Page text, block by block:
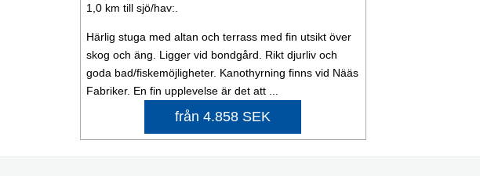
1,0 km till sjö/hav:.
Härlig stuga med altan och terrass med fin utsikt över
skog och äng. Ligger vid bondgård. Rikt djurliv och
goda bad/fiskemöjligheter. Kanothyrning finns vid Nääs
Fabriker. En fin upplevelse är det att ...
från 4.858 SEK